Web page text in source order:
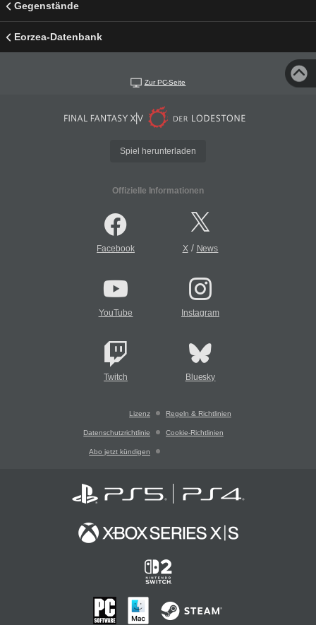
Gegenstände
Eorzea-Datenbank
Zur PC-Seite
Spiel herunterladen
Offizielle Informationen
Facebook X/ News
YouTube Instagram
Twitch Bluesky
Lizenz Regeln & Richtlinien
Datenschutzrichtlinie Cookie-Richtlinien
Abo jetzt kündigen